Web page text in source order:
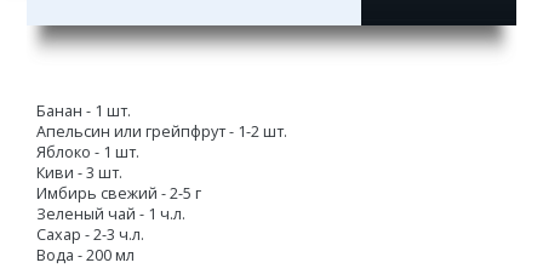
Банан - 1 шт.
Апельсин или грейпфрут - 1-2 шт.
Яблоко - 1 шт.
Киви - 3 шт.
Имбирь свежий - 2-5 г
Зеленый чай - 1 ч.л.
Сахар - 2-3 ч.л.
Вода - 200 мл